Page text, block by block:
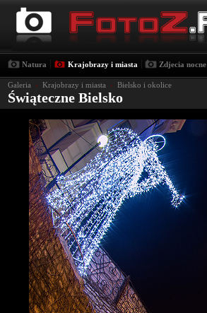
Natura Krajobrazy i miasta Zdjecia nocne
Galeria › Krajobrazy i miasta › Bielsko i okolice
Świąteczne Bielsko